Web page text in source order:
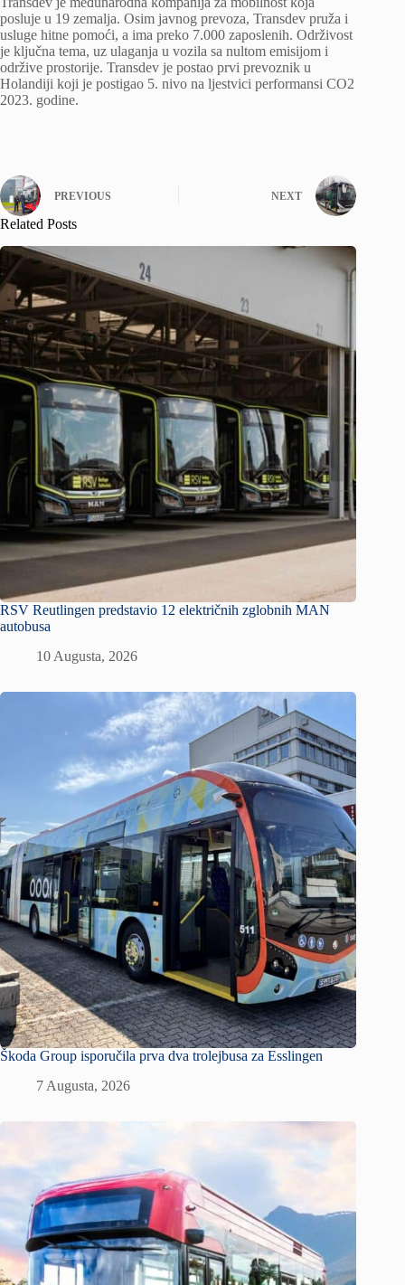
posluje u 19 zemalja. Osim javnog prevoza, Transdev pruža i
usluge hitne pomoći, a ima preko 7.000 zaposlenih. Održivost
je ključna tema, uz ulaganja u vozila sa nultom emisijom i
održive prostorije. Transdev je postao prvi prevoznik u
Holandiji koji je postigao 5. nivo na ljestvici performansi CO2
2023. godine.
PREVIOUS NEXT
Related Posts
RSV Reutlingen predstavio 12 električnih zglobnih MAN
autobusa
10 Augusta, 2026
Škoda Group isporučila prva dva trolejbusa za Esslingen
7 Augusta, 2026